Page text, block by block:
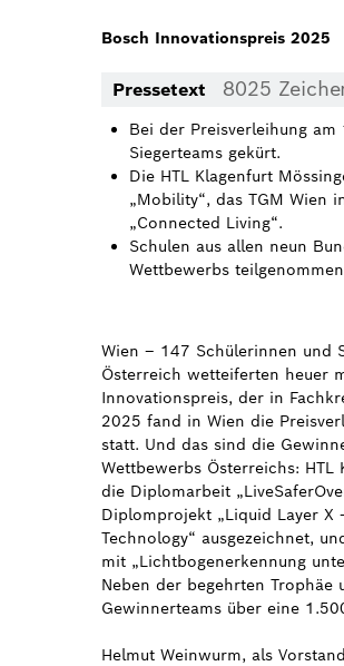
Bosch Innovationspreis 2025
Pressetext 8025
Bei der Preisverleihung
Siegerteams gekürt.
Die HTL Klagenfurt
„Mobility“, das TGM Wien
„Connected Living“.
Schulen aus allen neun
Wettbewerbs
Wien – 147 Schülerinnen und
Österreich wetteiferten heuer
Innovationspreis, der in
2025 fand in Wien die
statt. Und das sind die
Wettbewerbs Österreichs:
die Diplomarbeit
Diplomprojekt „Liquid Layer X
Technology“ ausgezeichnet,
mit „Lichtbogenerkennung
Neben der begehrten
Gewinnerteams über eine
Helmut Weinwurm, als